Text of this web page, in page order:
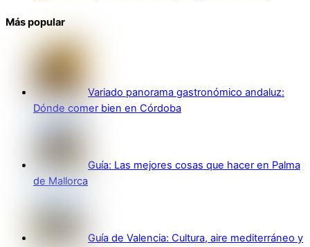
Más popular
Variado panorama gastronómico andaluz:
Dónde comer bien en Córdoba
Guía: Las mejores cosas que hacer en Palma
de Mallorca
Guía de Valencia: Cultura, aire mediterráneo y